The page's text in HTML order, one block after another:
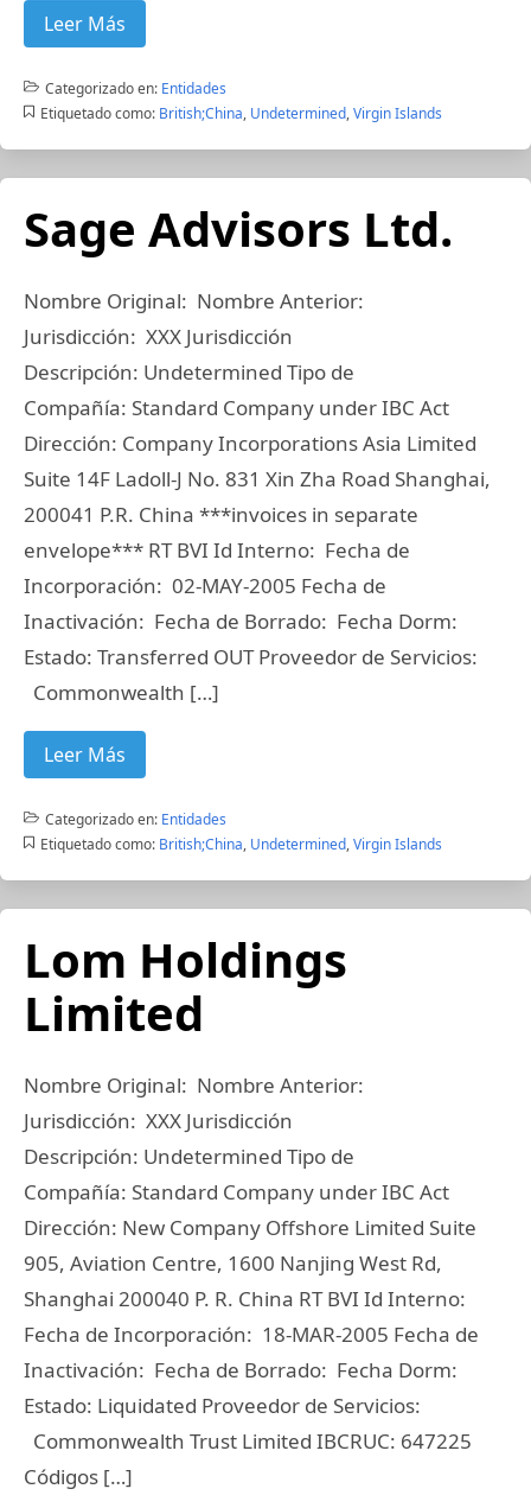
Leer Más
Categorizado en: Entidades
Etiquetado como: British;China, Undetermined,Virgin Islands
Sage Advisors Ltd.
Nombre Original: Nombre Anterior:
Jurisdicción: XXX Jurisdicción
Descripción: Undetermined Tipo de
Compañía: Standard Company under IBC Act
Dirección: Company Incorporations Asia Limited
Suite 14F Ladoll-J No. 831 Xin Zha Road Shanghai,
200041 P.R. China ***invoices in separate
envelope*** RT BVI Id Interno: Fecha de
Incorporación: 02-MAY-2005 Fecha de
Inactivación: Fecha de Borrado: Fecha Dorm:
Estado: Transferred OUT Proveedor de Servicios:
Commonwealth […]
Leer Más
Categorizado en: Entidades
Etiquetado como: British;China, Undetermined,Virgin Islands
Lom Holdings
Limited
Nombre Original: Nombre Anterior:
Jurisdicción: XXX Jurisdicción
Descripción: Undetermined Tipo de
Compañía: Standard Company under IBC Act
Dirección: New Company Offshore Limited Suite
905, Aviation Centre, 1600 Nanjing West Rd,
Shanghai 200040 P. R. China RT BVI Id Interno:
Fecha de Incorporación: 18-MAR-2005 Fecha de
Inactivación: Fecha de Borrado: Fecha Dorm:
Estado: Liquidated Proveedor de Servicios:
Commonwealth Trust Limited IBCRUC: 647225
Códigos […]